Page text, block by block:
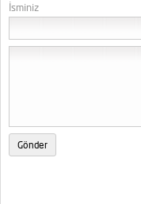
İsminiz